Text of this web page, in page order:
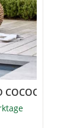
2026